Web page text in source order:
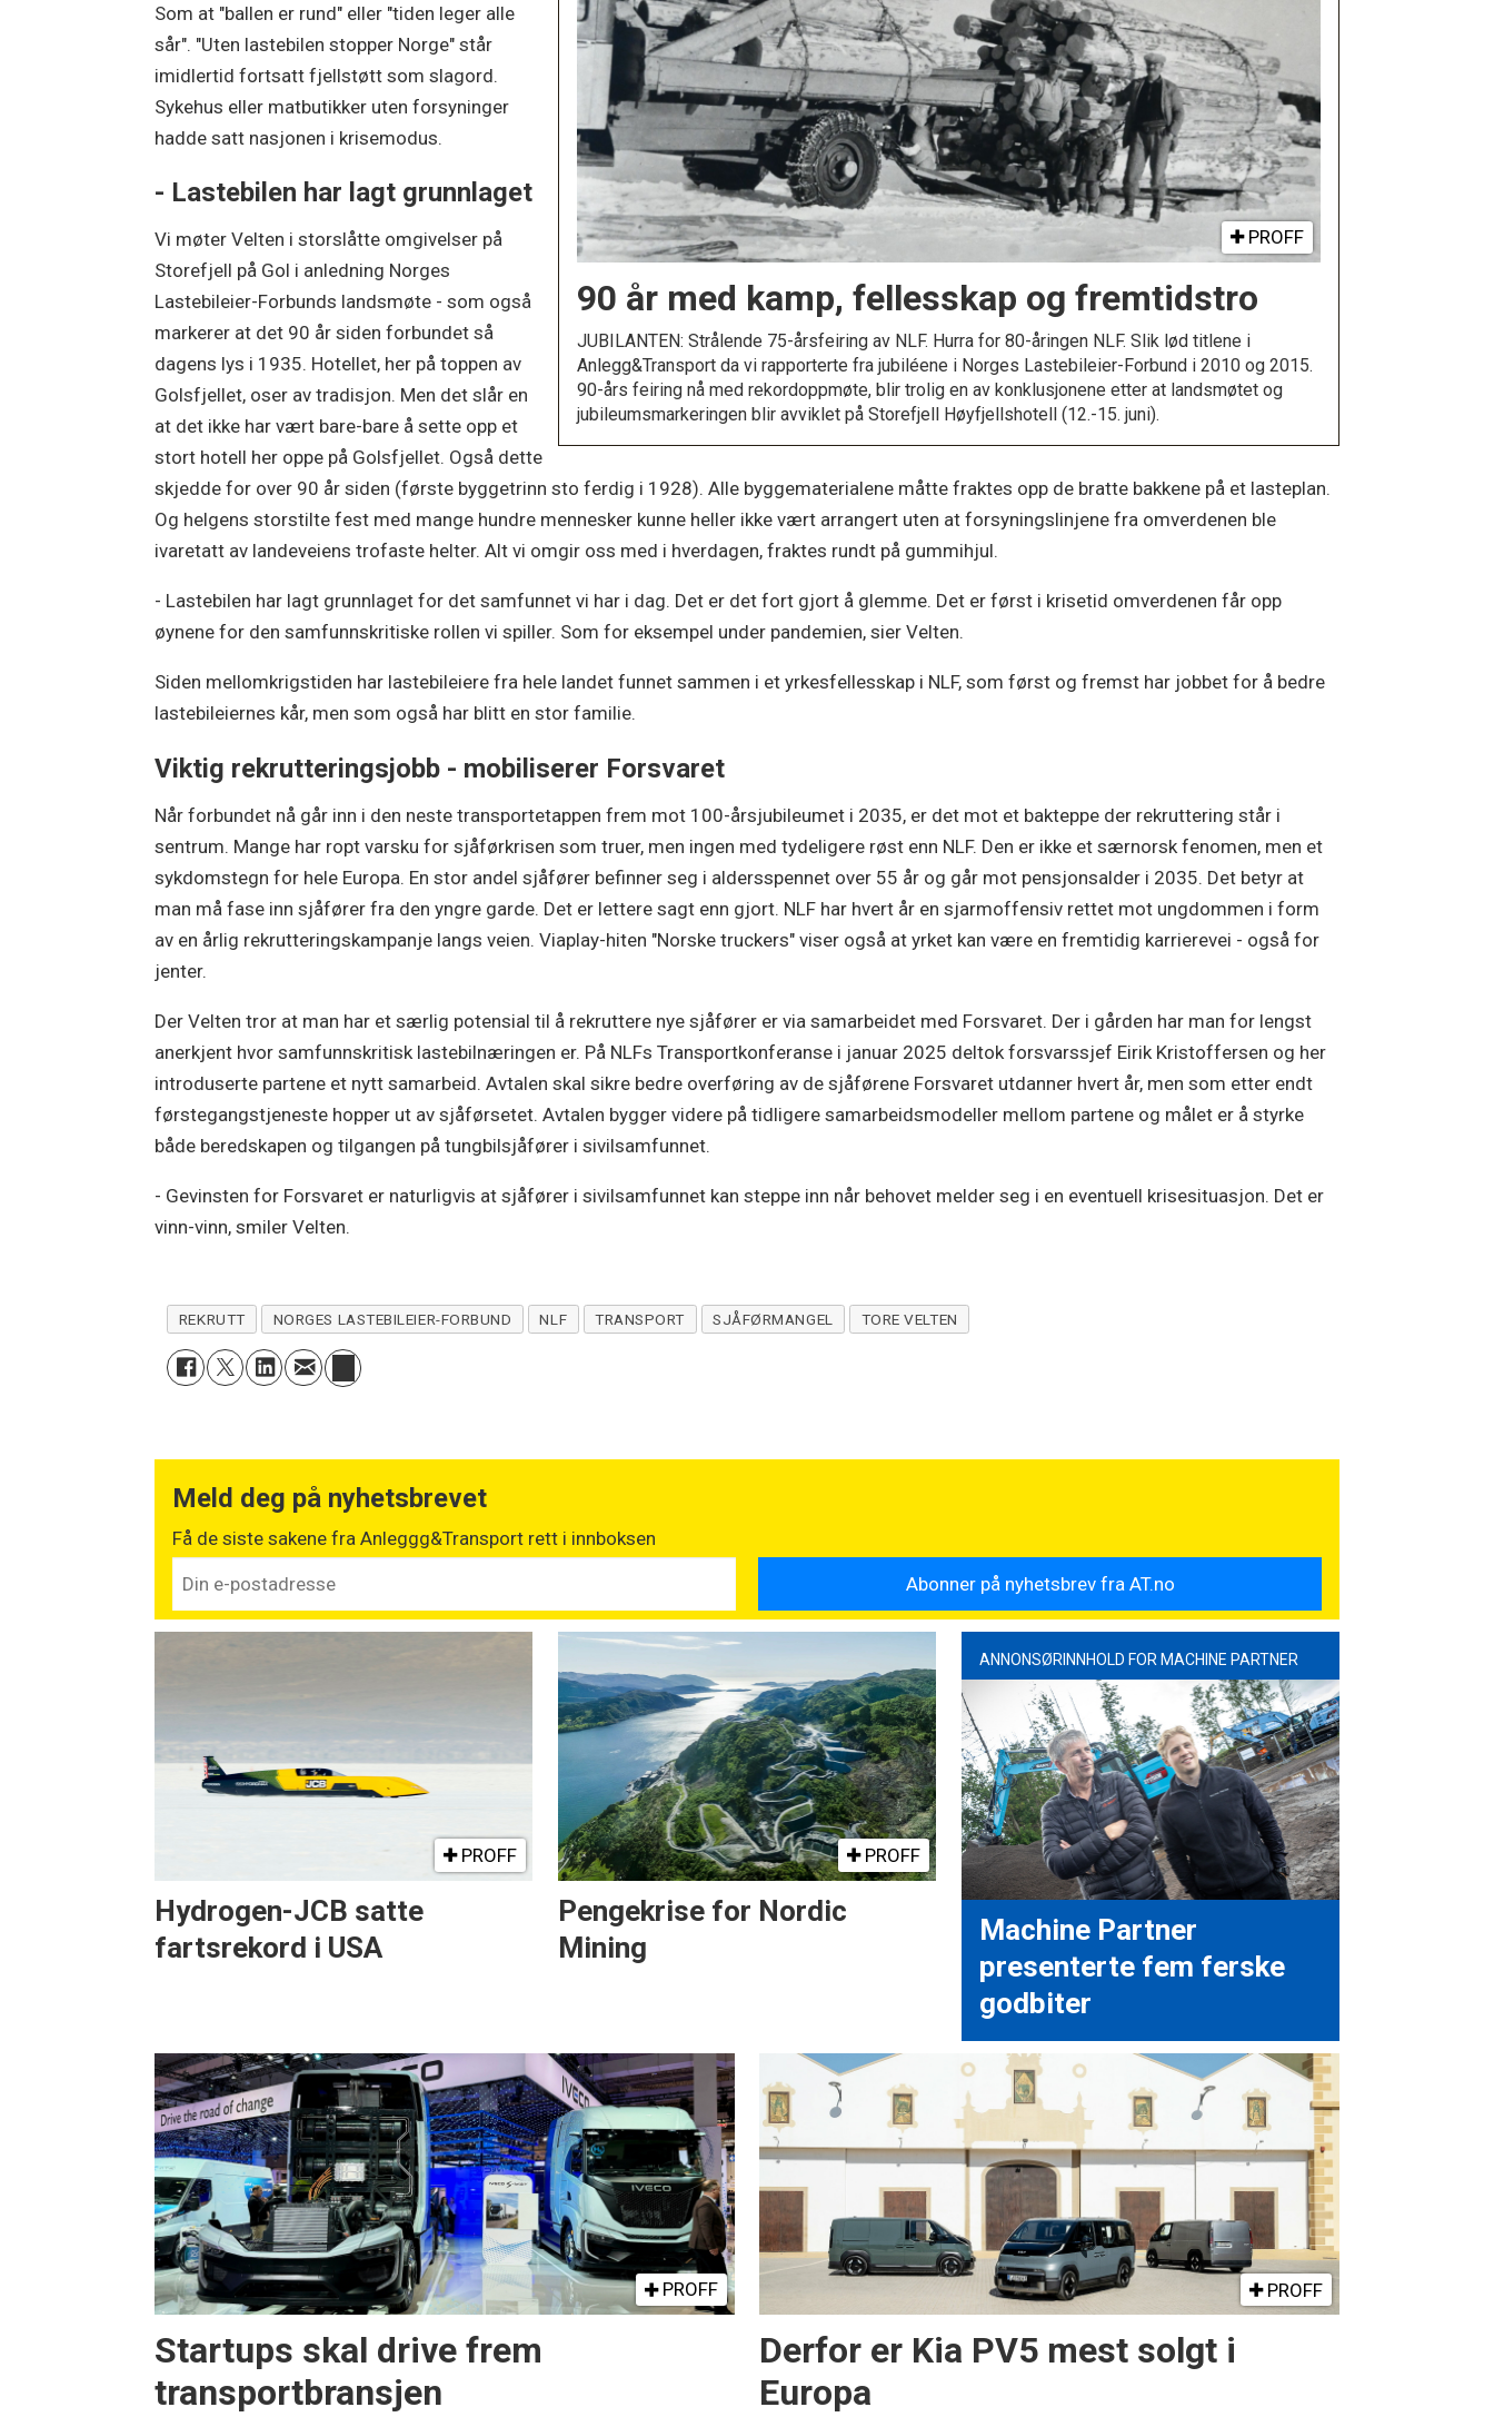
PROFF
90 år med kamp, fellesskap og fremtidstro
JUBILANTEN: Strålende 75-årsfeiring av NLF. Hurra for 80-åringen NLF. Slik lød titlene i
Anlegg&Transport da vi rapporterte fra jubiléene i Norges Lastebileier-Forbund i 2010 og 2015.
90-års feiring nå med rekordoppmøte, blir trolig en av konklusjonene etter at landsmøtet og
jubileumsmarkeringen blir avviklet på Storefjell Høyfjellshotell (12.-15. juni).
Som at "ballen er rund" eller "tiden leger alle
sår". "Uten lastebilen stopper Norge" står
imidlertid fortsatt fjellstøtt som slagord.
Sykehus eller matbutikker uten forsyninger
hadde satt nasjonen i krisemodus.
- Lastebilen har lagt grunnlaget
Vi møter Velten i storslåtte omgivelser på
Storefjell på Gol i anledning Norges
Lastebileier-Forbunds landsmøte - som også
markerer at det 90 år siden forbundet så
dagens lys i 1935. Hotellet, her på toppen av
Golsfjellet, oser av tradisjon. Men det slår en
at det ikke har vært bare-bare å sette opp et
stort hotell her oppe på Golsfjellet. Også dette
skjedde for over 90 år siden (første byggetrinn sto ferdig i 1928). Alle byggematerialene måtte fraktes opp de bratte bakkene på et lasteplan.
Og helgens storstilte fest med mange hundre mennesker kunne heller ikke vært arrangert uten at forsyningslinjene fra omverdenen ble
ivaretatt av landeveiens trofaste helter. Alt vi omgir oss med i hverdagen, fraktes rundt på gummihjul.
- Lastebilen har lagt grunnlaget for det samfunnet vi har i dag. Det er det fort gjort å glemme. Det er først i krisetid omverdenen får opp
øynene for den samfunnskritiske rollen vi spiller. Som for eksempel under pandemien, sier Velten.
Siden mellomkrigstiden har lastebileiere fra hele landet funnet sammen i et yrkesfellesskap i NLF, som først og fremst har jobbet for å bedre
lastebileiernes kår, men som også har blitt en stor familie.
Viktig rekrutteringsjobb - mobiliserer Forsvaret
Når forbundet nå går inn i den neste transportetappen frem mot 100-årsjubileumet i 2035, er det mot et bakteppe der rekruttering står i
sentrum. Mange har ropt varsku for sjåførkrisen som truer, men ingen med tydeligere røst enn NLF. Den er ikke et særnorsk fenomen, men et
sykdomstegn for hele Europa. En stor andel sjåfører befinner seg i aldersspennet over 55 år og går mot pensjonsalder i 2035. Det betyr at
man må fase inn sjåfører fra den yngre garde. Det er lettere sagt enn gjort. NLF har hvert år en sjarmoffensiv rettet mot ungdommen i form
av en årlig rekrutteringskampanje langs veien. Viaplay-hiten "Norske truckers" viser også at yrket kan være en fremtidig karrierevei - også for
jenter.
Der Velten tror at man har et særlig potensial til å rekruttere nye sjåfører er via samarbeidet med Forsvaret. Der i gården har man for lengst
anerkjent hvor samfunnskritisk lastebilnæringen er. På NLFs Transportkonferanse i januar 2025 deltok forsvarssjef Eirik Kristoffersen og her
introduserte partene et nytt samarbeid. Avtalen skal sikre bedre overføring av de sjåførene Forsvaret utdanner hvert år, men som etter endt
førstegangstjeneste hopper ut av sjåførsetet. Avtalen bygger videre på tidligere samarbeidsmodeller mellom partene og målet er å styrke
både beredskapen og tilgangen på tungbilsjåfører i sivilsamfunnet.
- Gevinsten for Forsvaret er naturligvis at sjåfører i sivilsamfunnet kan steppe inn når behovet melder seg i en eventuell krisesituasjon. Det er
vinn-vinn, smiler Velten.
REKRUTT NORGES LASTEBILEIER-FORBUND NLF TRANSPORT SJÅFØRMANGEL TORE VELTEN
Meld deg på nyhetsbrevet
Få de siste sakene fra Anleggg&Transport rett i innboksen
PROFF
Hydrogen-JCB satte
fartsrekord i USA
PROFF
Pengekrise for Nordic
Mining
ANNONSØRINNHOLD FOR MACHINE PARTNER
Machine Partner
presenterte fem ferske
godbiter
PROFF
Startups skal drive frem
transportbransjen
PROFF
Derfor er Kia PV5 mest solgt i
Europa